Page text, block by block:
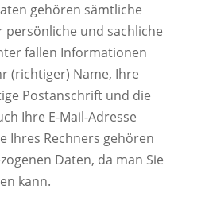
gehören sämtliche
und sachliche
fallen Informationen
(richtiger) Name, Ihre
Postanschrift und die
Ihre E-Mail-Adresse
Ihres Rechners gehören
Daten, da man Sie
kann.